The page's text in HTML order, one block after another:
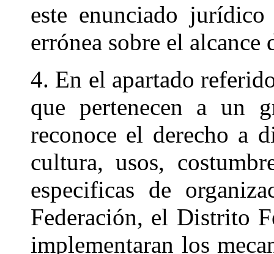
este enunciado
errónea sobre el
4. En el apartado
que pertenecen a un
reconoce el derecho a
cultura, usos,
especificas de
Federación, el Distrito
implementaran los